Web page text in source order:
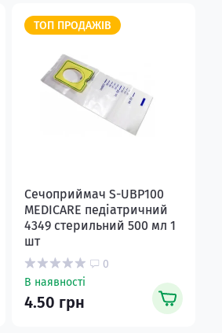
ТОП ПРОДАЖІВ
Сечоприймач S-UBP100
MEDICARE пeдіатричний
4349 стерильний 500 мл 1
шт
0
В наявності
4.50 грн